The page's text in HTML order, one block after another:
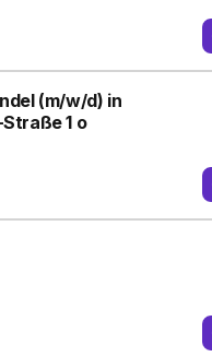
(m/w/d) in
1 o